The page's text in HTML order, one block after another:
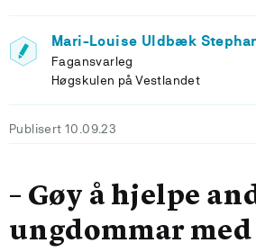
Mari-Louise Uldbæk
Fagansvarleg
Høgskulen på Vestlandet
Publisert 10.09.23
– Gøy å hjelpe
ungdommar